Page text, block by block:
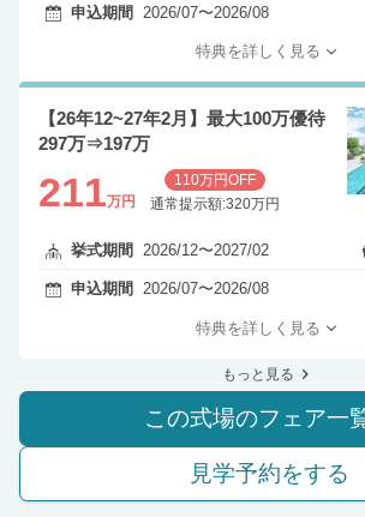
申込期間 2026/07〜2026/08
特典を詳しく見る
【26年12~27年2月】最大100万優待
297万⇒197万
211万円
110万円OFF
通常提示額:320万円
挙式期間 2026/12〜2027/02
申込期間 2026/07〜2026/08
特典を詳しく見る
もっと見る
この式場のフェア一
見学予約をする